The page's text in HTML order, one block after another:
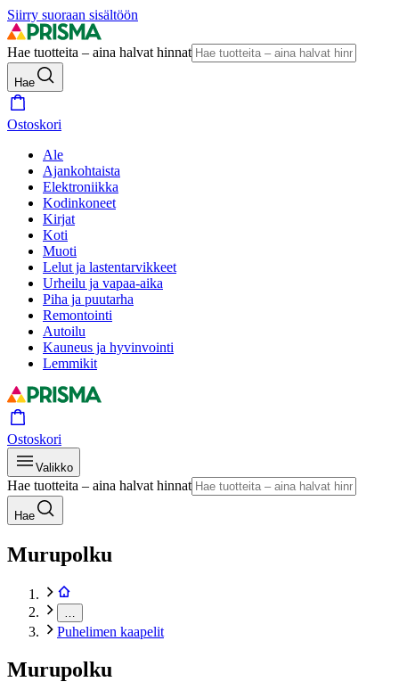
Siirry suoraan sisältöön
Hae tuotteita – aina halvat hinnat
Hae
Ostoskori
Ale
Ajankohtaista
Elektroniikka
Kodinkoneet
Kirjat
Koti
Muoti
Lelut ja lastentarvikkeet
Urheilu ja vapaa-aika
Piha ja puutarha
Remontointi
Autoilu
Kauneus ja hyvinvointi
Lemmikit
Ostoskori
Valikko
Hae tuotteita – aina halvat hinnat
Hae
Murupolku
Puhelimen kaapelit
Murupolku